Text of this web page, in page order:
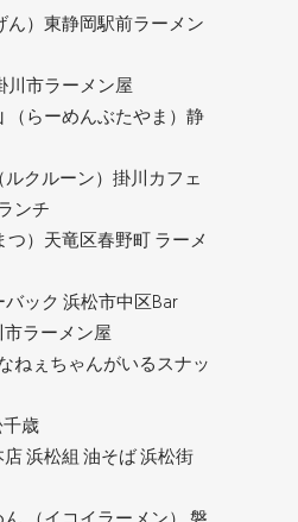
ん）東静岡駅前ラーメン
川市ラーメン屋
（らーめんぶたやま）静
クルーン）掛川カフェ
ンチ
）天竜区春野町 ラーメ
バック 浜松市中区Bar
ラーメン屋
ねぇちゃんがいるスナッ
歳
浜松組 油そば 浜松街